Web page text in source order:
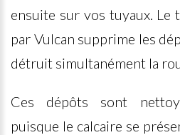
ensuite sur vos tuyaux. Le
par Vulcan supprime les
détruit simultanément la
Ces dépôts sont
puisque le calcaire se